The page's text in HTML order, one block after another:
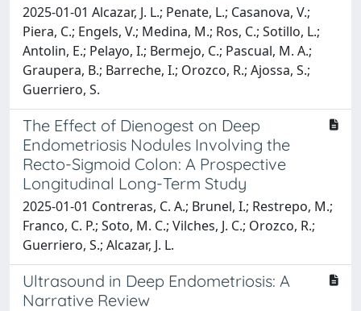
2025-01-01 Alcazar, J. L.; Penate, L.; Casanova, V.;
Piera, C.; Engels, V.; Medina, M.; Ros, C.; Sotillo, L.;
Antolin, E.; Pelayo, I.; Bermejo, C.; Pascual, M. A.;
Graupera, B.; Barreche, I.; Orozco, R.; Ajossa, S.;
Guerriero, S.
The Effect of Dienogest on Deep
Endometriosis Nodules Involving the
Recto-Sigmoid Colon: A Prospective
Longitudinal Long-Term Study
2025-01-01 Contreras, C. A.; Brunel, I.; Restrepo, M.;
Franco, C. P.; Soto, M. C.; Vilches, J. C.; Orozco, R.;
Guerriero, S.; Alcazar, J. L.
Ultrasound in Deep Endometriosis: A
Narrative Review